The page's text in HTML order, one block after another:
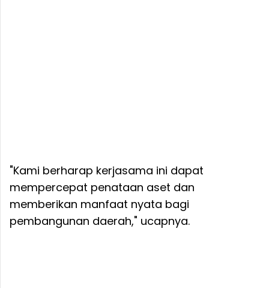
"Kami berharap kerjasama ini dapat
mempercepat penataan aset dan
memberikan manfaat nyata bagi
pembangunan daerah," ucapnya.